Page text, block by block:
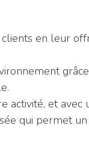
clients en leur
activité, et
qui permet